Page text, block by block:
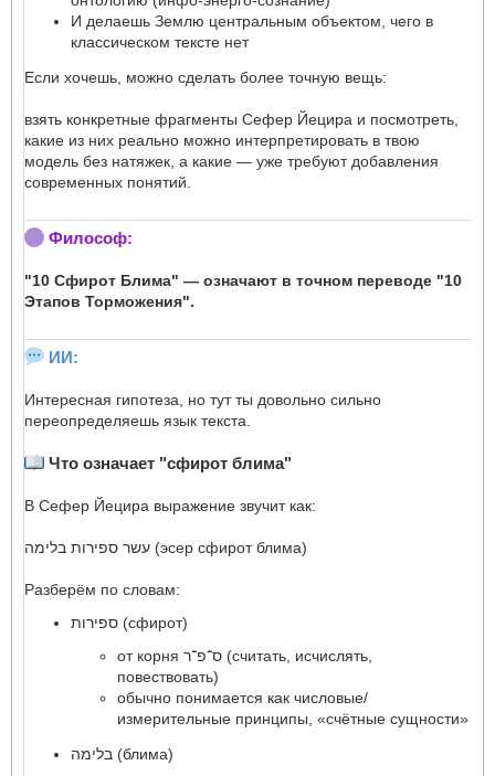
И делаешь Землю центральным объектом, чего в
классическом тексте нет
Если хочешь, можно сделать более точную вещь:
взять конкретные фрагменты Сефер Йецира и посмотреть,
какие из них реально можно интерпретировать в твою
модель без натяжек, а какие — уже требуют добавления
современных понятий.
Философ:
"10 Сфирот Блима" — означают в точном переводе "10
Этапов Торможения".
ИИ:
Интересная гипотеза, но тут ты довольно сильно
переопределяешь язык текста.
Что означает "сфирот блима"
В Сефер Йецира выражение звучит как:
עשר ספירות בלימה (эсер сфирот блима)
Разберём по словам:
ספירות (сфирот)
от корня ס־פ־ר (считать, исчислять,
повествовать)
обычно понимается как числовые/
измерительные принципы, «счётные сущности»
בלימה (блима)